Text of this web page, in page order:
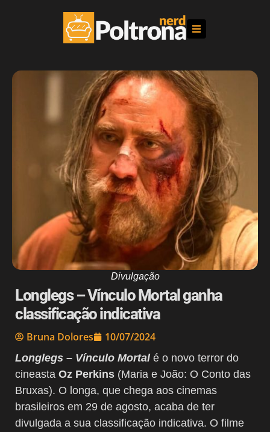
Divulgação
Longlegs – Vínculo Mortal ganha
classificação indicativa
Bruna Dolores 10/07/2024
Longlegs – Vínculo Mortalé o novo terror do
cineasta Oz Perkins (Maria e João: O Conto das
Bruxas). O longa, que chega aos cinemas
brasileiros em 29 de agosto, acaba de ter
divulgada a sua classificação indicativa. O filme